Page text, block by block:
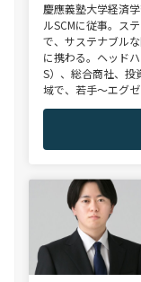
慶應義塾大学経済
ルSCMに従事。ス
で、サステナブル
に携わる。ヘッド
S）、総合商社、投
域で、若手～エグ